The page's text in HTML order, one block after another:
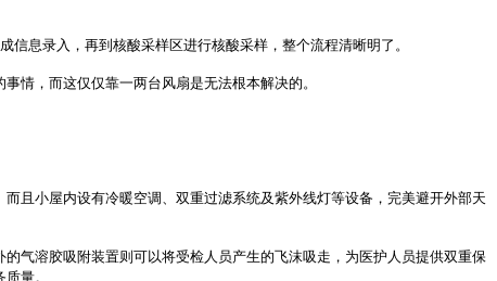
息录入，再到核酸采样区进行核酸采样，整个流程清晰明了。
情，而这仅仅靠一两台风扇是无法根本解决的。
而且 小屋内设有冷暖空调 双重过滤系统及紫外线灯等设备 ，完美避开外部天
气溶胶吸附装置则可以将受检人员产生的飞沫吸走，为医护人员提供双重保
量。